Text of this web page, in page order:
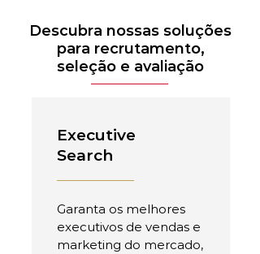
Descubra nossas soluções
para recrutamento,
seleção e avaliação
Executive
Search
Garanta os melhores
executivos de vendas e
marketing do mercado,